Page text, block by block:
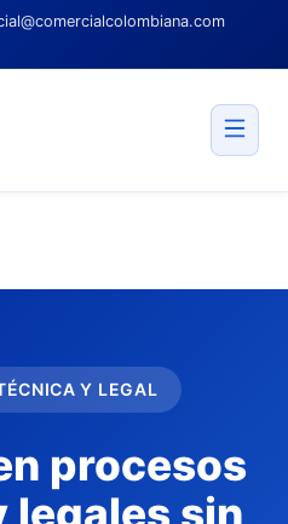
Y LEGAL
procesos
legales sin